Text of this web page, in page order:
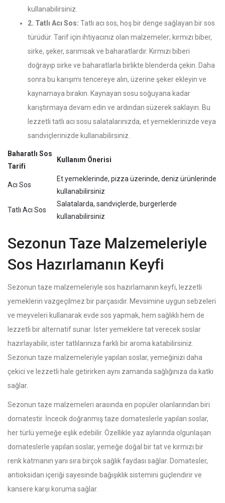
kullanabilirsiniz.
2. Tatlı Acı Sos: Tatlı acı sos, hoş bir denge sağlayan bir sos
türüdür. Tarif için ihtiyacınız olan malzemeler; kırmızı biber,
sirke, şeker, sarımsak ve baharatlardır. Kırmızı biberi
doğrayıp sirke ve baharatlarla birlikte blenderda çekin. Daha
sonra bu karışımı tencereye alın, üzerine şeker ekleyin ve
kaynamaya bırakın. Kaynayan sosu soğuyana kadar
karıştırmaya devam edin ve ardından süzerek saklayın. Bu
lezzetli tatlı acı sosu salatalarınızda, et yemeklerinizde veya
sandviçlerinizde kullanabilirsiniz.
Baharatlı Sos
Tarifi
Kullanım Önerisi
Acı Sos
Et yemeklerinde, pizza üzerinde, deniz ürünlerinde
kullanabilirsiniz
Tatlı Acı Sos
Salatalarda, sandviçlerde, burgerlerde
kullanabilirsiniz
Sezonun Taze Malzemeleriyle
Sos Hazırlamanın Keyfi
Sezonun taze malzemeleriyle sos hazırlamanın keyfi, lezzetli
yemeklerin vazgeçilmez bir parçasıdır. Mevsimine uygun sebzeleri
ve meyveleri kullanarak evde sos yapmak, hem sağlıklı hem de
lezzetli bir alternatif sunar. İster yemeklere tat verecek soslar
hazırlayabilir, ister tatlılarınıza farklı bir aroma katabilirsiniz.
Sezonun taze malzemeleriyle yapılan soslar, yemeğinizi daha
çekici ve lezzetli hale getirirken aynı zamanda sağlığınıza da katkı
sağlar.
Sezonun taze malzemeleri arasında en popüler olanlarından biri
domatestir. İncecik doğranmış taze domateslerle yapılan soslar,
her türlü yemeğe eşlik edebilir. Özellikle yaz aylarında olgunlaşan
domateslerle yapılan soslar, yemeğe doğal bir tat ve kırmızı bir
renk katmanın yanı sıra birçok sağlık faydası sağlar. Domatesler,
antioksidan içeriği sayesinde bağışıklık sistemini güçlendirir ve
kansere karşı koruma sağlar.